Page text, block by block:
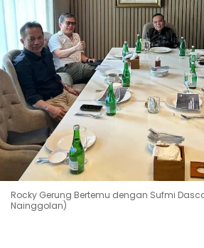
Rocky Gerung Bertemu dengan Sufmi
Nainggolan)